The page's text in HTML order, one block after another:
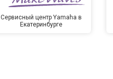
Сервисный центр Yamaha в
Екатеринбурге